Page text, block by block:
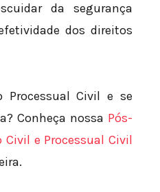
da segurança
dos direitos
Processual Civil e se
Conheça nossa Pós-
Civil e Processual Civil